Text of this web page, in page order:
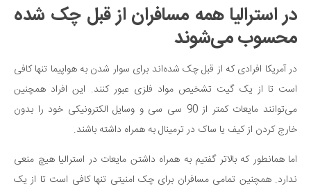
در استرالیا همه مسافران از قبل چک شده
محسوب می‌شوند
در آمریکا افرادی که از قبل چک شده‌اند برای سوار شدن به هواپیما تنها کافی
است تا از یک گیت تشخیص مواد فلزی عبور کنند. این افراد همچنین
می‌توانند مایعات کمتر از 90 سی سی و وسایل الکترونیکی خود را بدون
خارج کردن از کیف یا ساک در ترمینال به همراه داشته باشند.
اما همانطور که بالاتر گفتیم به همراه داشتن مایعات در استرالیا هیچ منعی
ندارد. همچنین تمامی مسافران برای چک امنیتی تنها کافی است تا از یک